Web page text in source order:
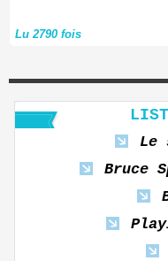
Lu 2790 fois
Bruce